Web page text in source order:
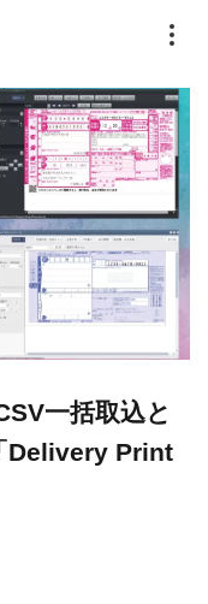
一括取込と
Delivery Print